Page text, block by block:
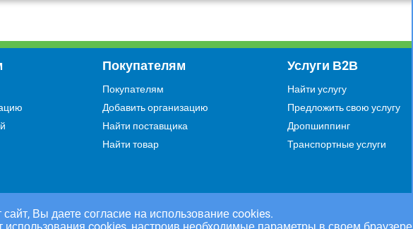
сайт, Вы даете согласие на использование cookies.
cookies, настроив необходимые параметры в своем браузере.
Покупателям
Покупателям
Добавить организацию
Найти поставщика
Найти товар
Услуги В2В
Найти услугу
Предложить свою услугу
Дропшиппинг
Транспортные услуги